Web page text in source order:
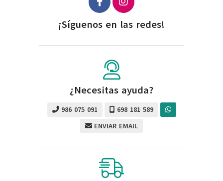
¡Síguenos en las redes!
¿Necesitas ayuda?
986 075 091
698 181 589
ENVIAR EMAIL